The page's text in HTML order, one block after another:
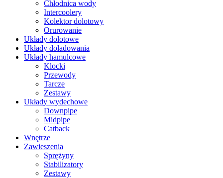
Chłodnica wody
Intercoolery
Kolektor dolotowy
Orurowanie
Układy dolotowe
Układy doładowania
Układy hamulcowe
Klocki
Przewody
Tarcze
Zestawy
Układy wydechowe
Downpipe
Midpipe
Catback
Wnętrze
Zawieszenia
Sprężyny
Stabilizatory
Zestawy